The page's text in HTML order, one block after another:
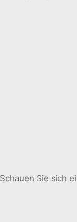
Schauen Sie sich